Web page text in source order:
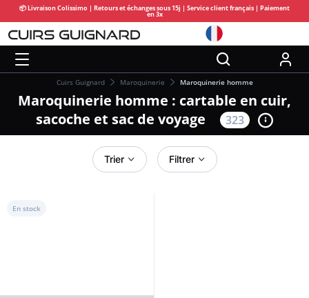
📦 Livraison Colissimo | Retours et échanges sous 15j | Service client français | Paiement
en 3x
Cuirs Guignard Maroquinerie Maroquinerie homme
Maroquinerie homme : cartable en cuir,
sacoche et sac de voyage
323
Trier Filtrer
En stock